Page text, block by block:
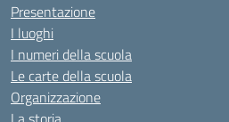
Presentazione
I luoghi
I numeri della scuola
Le carte della scuola
Organizzazione